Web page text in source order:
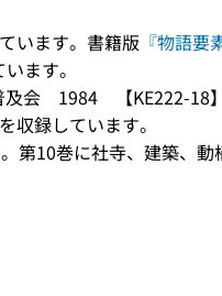
います。書籍版 『物語
ます。
及会 1984 【KE222-18】
収録しています。
第10巻に社寺、建築、